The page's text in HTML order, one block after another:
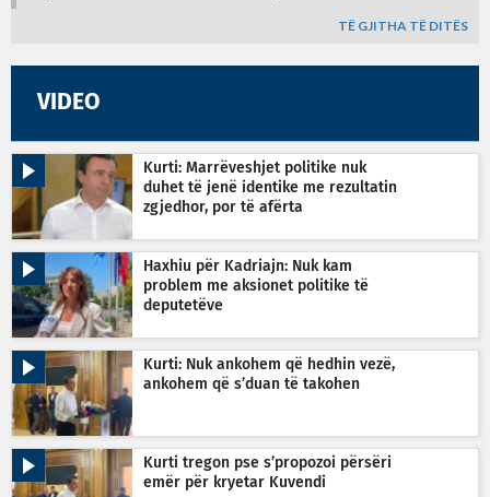
TË GJITHA TË DITËS
VIDEO
Kurti: Marrëveshjet politike nuk
duhet të jenë identike me rezultatin
zgjedhor, por të afërta
Haxhiu për Kadriajn: Nuk kam
problem me aksionet politike të
deputetëve
Kurti: Nuk ankohem që hedhin vezë,
ankohem që s’duan të takohen
Kurti tregon pse s’propozoi përsëri
emër për kryetar Kuvendi